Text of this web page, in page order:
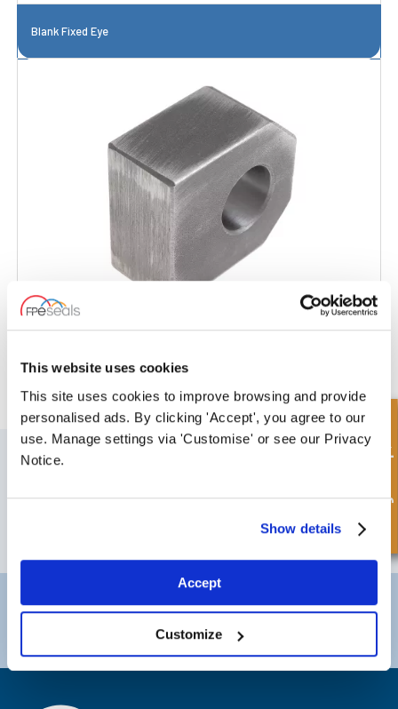
This website uses cookies
This site uses cookies to improve browsing and provide
personalised ads. By clicking 'Accept', you agree to our
use. Manage settings via 'Customise' or see our Privacy
Notice.
Show details
Accept
Customize
Blank Fixed Eye
Fast øye - standard
MELD DEG PÅ VÅRT NYHETSBREV
våre siste tilbud og nye produkter.
sales@fpeseals.com
E-post:
Hurtigforespørsel